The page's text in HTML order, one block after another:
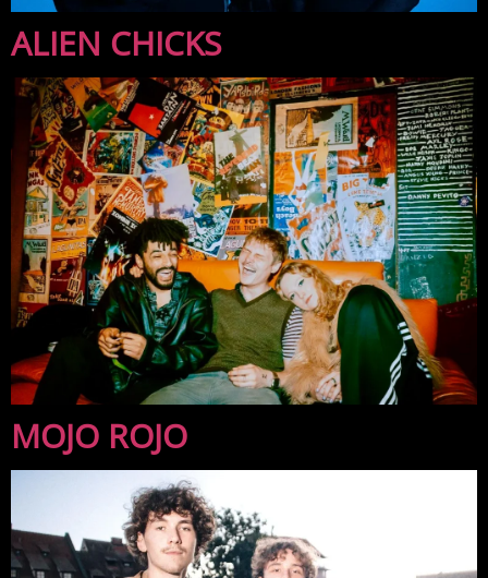
ALIEN CHICKS
MOJO ROJO